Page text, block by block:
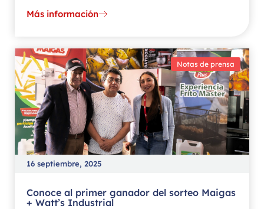
Más información
Notas de prensa
16 septiembre, 2025
Conoce al primer ganador del sorteo Maigas
+ Watt’s Industrial